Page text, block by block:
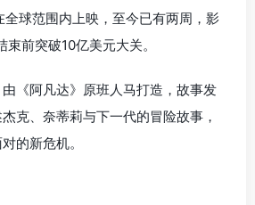
球范围内上映，至今已有两周，影
前突破10亿美元大关。
由《阿凡达》原班人马打造，故事发
克、奈蒂莉与下一代的冒险故事，
的新危机。